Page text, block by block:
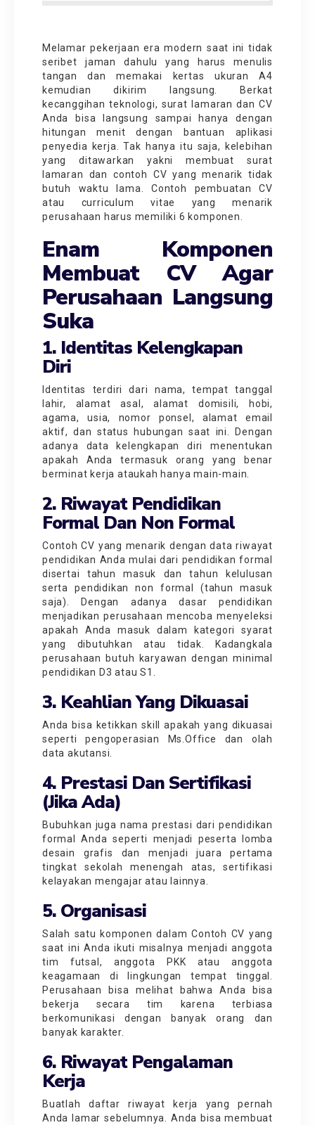
Melamar pekerjaan era modern saat ini tidak
seribet jaman dahulu yang harus menulis
tangan dan memakai kertas ukuran A4
kemudian dikirim langsung. Berkat
kecanggihan teknologi, surat lamaran dan CV
Anda bisa langsung sampai hanya dengan
hitungan menit dengan bantuan aplikasi
penyedia kerja. Tak hanya itu saja, kelebihan
yang ditawarkan yakni membuat surat
lamaran dan contoh CV yang menarik tidak
butuh waktu lama. Contoh pembuatan CV
atau curriculum vitae yang menarik
perusahaan harus memiliki 6 komponen.
Enam Komponen
Membuat CV Agar
Perusahaan Langsung
Suka
1. Identitas Kelengkapan
Diri
Identitas terdiri dari nama, tempat tanggal
lahir, alamat asal, alamat domisili, hobi,
agama, usia, nomor ponsel, alamat email
aktif, dan status hubungan saat ini. Dengan
adanya data kelengkapan diri menentukan
apakah Anda termasuk orang yang benar
berminat kerja ataukah hanya main-main.
2. Riwayat Pendidikan
Formal Dan Non Formal
Contoh CV yang menarik dengan data riwayat
pendidikan Anda mulai dari pendidikan formal
disertai tahun masuk dan tahun kelulusan
serta pendidikan non formal (tahun masuk
saja). Dengan adanya dasar pendidikan
menjadikan perusahaan mencoba menyeleksi
apakah Anda masuk dalam kategori syarat
yang dibutuhkan atau tidak. Kadangkala
perusahaan butuh karyawan dengan minimal
pendidikan D3 atau S1.
3. Keahlian Yang Dikuasai
Anda bisa ketikkan skill apakah yang dikuasai
seperti pengoperasian Ms.Office dan olah
data akutansi.
4. Prestasi Dan Sertifikasi
(jika Ada)
Bubuhkan juga nama prestasi dari pendidikan
formal Anda seperti menjadi peserta lomba
desain grafis dan menjadi juara pertama
tingkat sekolah menengah atas, sertifikasi
kelayakan mengajar atau lainnya.
5. Organisasi
Salah satu komponen dalamContoh CV yang
saat ini Anda ikuti misalnya menjadi anggota
tim futsal, anggota PKK atau anggota
keagamaan di lingkungan tempat tinggal.
Perusahaan bisa melihat bahwa Anda bisa
bekerja secara tim karena terbiasa
berkomunikasi dengan banyak orang dan
banyak karakter.
6. Riwayat Pengalaman
Kerja
Buatlah daftar riwayat kerja yang pernah
Anda lamar sebelumnya. Anda bisa membuat